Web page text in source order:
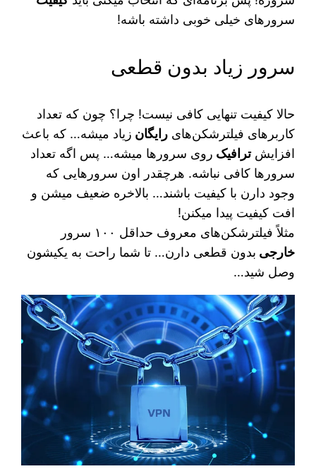
سرورهای خیلی خوبی داشته باشه!
سرور زیاد بدون قطعی
حالا کیفیت تنهایی کافی نیست! چرا؟ چون که تعداد
کاربرهای فیلترشکن‌هایرایگان زیاد میشه… که باعث
افزایشترافیک روی سرورها میشه… پس اگه تعداد
سرورها کافی نباشه. هرچقدر اون سرورهایی که
وجود دارن با کیفیت باشند… بالاخره ضعیف میشن و
افت کیفیت پیدا میکنن!
مثلاً فیلترشکن‌های معروف حداقل ۱۰۰ سرور
خارجی بدون قطعی دارن… تا شما راحت به یکیشون
وصل شید…